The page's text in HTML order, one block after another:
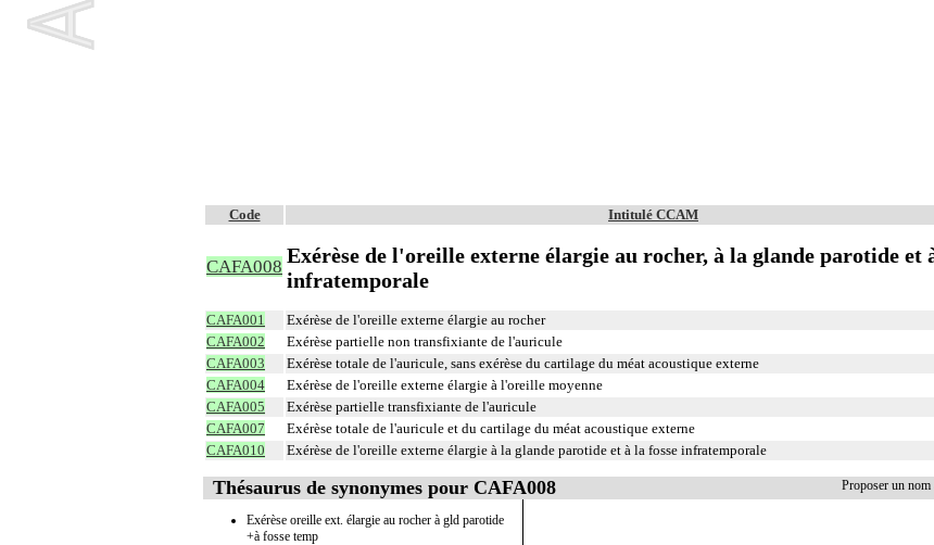
Code Intitulé CCAM
CAFA008 Exérèse de l'oreille externe élargie au rocher, à la glande parotide et
infratemporale
CAFA001 Exérèse de l'oreille externe élargie au rocher
CAFA002 Exérèse partielle non transfixiante de l'auricule
CAFA003 Exérèse totale de l'auricule, sans exérèse du cartilage du méat acoustique externe
CAFA004 Exérèse de l'oreille externe élargie à l'oreille moyenne
CAFA005 Exérèse partielle transfixiante de l'auricule
CAFA007 Exérèse totale de l'auricule et du cartilage du méat acoustique externe
CAFA010 Exérèse de l'oreille externe élargie à la glande parotide et à la fosse infratemporale
Proposer un
Thésaurus de synonymes pour CAFA008
Exérèse oreille ext. élargie au rocher à gld parotide
+à fosse temp